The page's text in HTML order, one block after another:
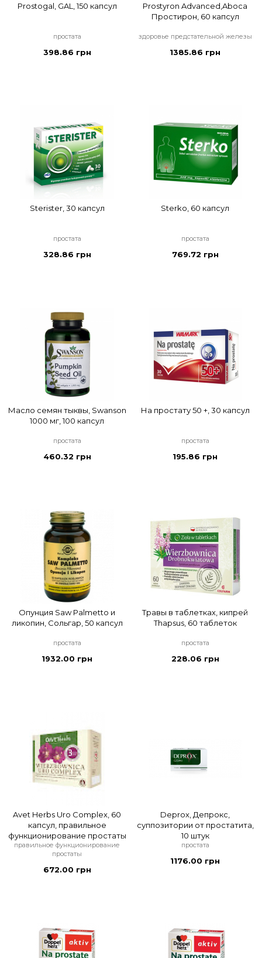
Prostogal, GAL, 150 капсул
простата
398.86 грн
Prostyron Advanced,Aboca
Простирон, 60 капсул
здоровье предстательной железы
1385.86 грн
Sterister, 30 капсул
простата
328.86 грн
Sterko, 60 капсул
простата
769.72 грн
Масло семян тыквы, Swanson
1000 мг, 100 капсул
простата
460.32 грн
На простату 50 +, 30 капсул
простата
195.86 грн
Опунция Saw Palmetto и
ликопин, Сольгар, 50 капсул
простата
1932.00 грн
Травы в таблетках, кипрей
Thapsus, 60 таблеток
простата
228.06 грн
Avet Herbs Uro Complex, 60
капсул, правильное
функционирование простаты
правильное функционирование
простаты
672.00 грн
Deprox, Депрокс,
суппозитории от простатита,
10 штук
простата
1176.00 грн